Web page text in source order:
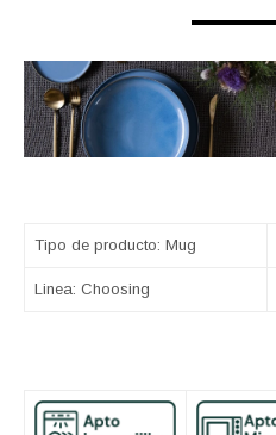
Tipo de producto: Mug
Linea: Choosing